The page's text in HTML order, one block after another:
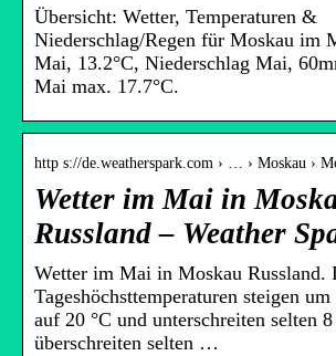
Übersicht: Wetter, Temperaturen &
Niederschlag/Regen für Moskau im
Mai, 13.2°C, Niederschlag Mai,
Mai max. 17.7°C.
http s://de.weatherspark.com › … › Moskau ›
Wetter im Mai in
Russland – Weather
Wetter im Mai in Moskau Russland.
Tageshöchsttemperaturen steigen
auf 20 °C und unterschreiten selten
überschreiten selten …